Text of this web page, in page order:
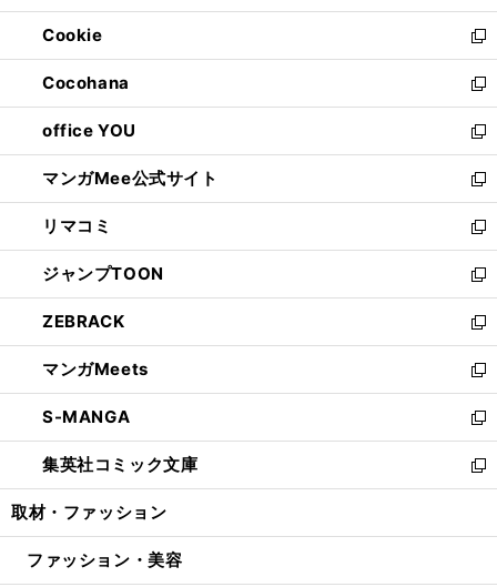
開
く
ウ
で
開
く
ン
ド
ウ
で
開
く
ウ
ィ
ン
ド
ウ
で
開
く
Cookie
新
し
い
ウ
ィ
ン
ド
ウ
で
開
く
Cocohana
新
し
い
ウ
ィ
ン
ド
ウ
で
開
く
office YOU
新
し
い
ウ
ィ
ン
ド
ウ
で
開
く
マンガMee公式サイト
新
し
い
ウ
ィ
ン
ド
ウ
で
開
く
リマコミ
新
し
い
ウ
ィ
ン
ド
ウ
で
開
く
ジャンプTOON
新
し
い
ウ
ィ
ン
ド
ウ
で
開
ZEBRACK
新
し
い
ウ
ィ
ン
ド
ウ
開
マンガMeets
新
し
い
ウ
ィ
ン
ウ
S-MANGA
新
し
い
ウ
ン
集英社コミック文庫
新
し
ウ
取材・ファッション
ファッション・美容